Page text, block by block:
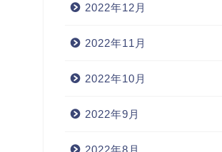
2022年12月
2022年11月
2022年10月
2022年9月